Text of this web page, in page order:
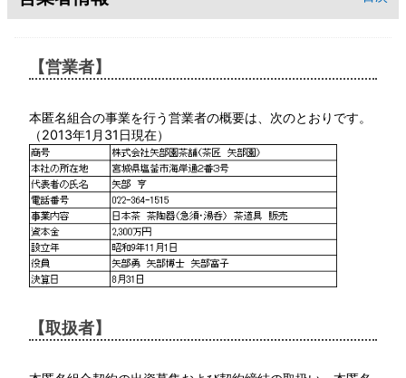
【営業者】
本匿名組合の事業を行う営業者の概要は、次のとおりです。
（2013年1月31日現在）
【取扱者】